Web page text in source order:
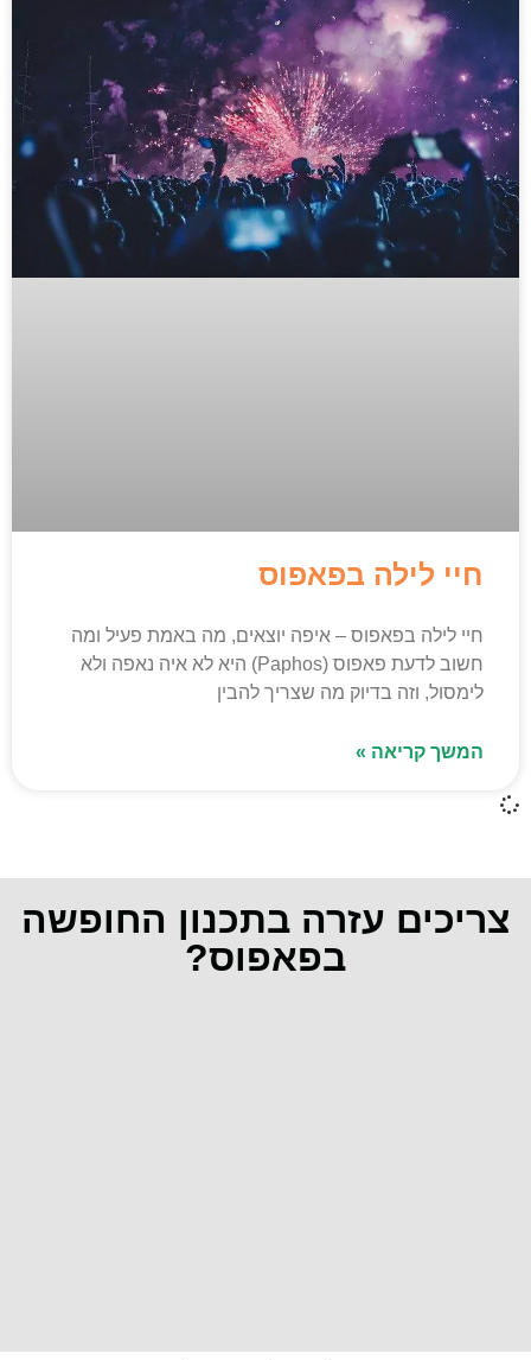
חיי לילה בפאפוס
חיי לילה בפאפוס – איפה יוצאים, מה באמת פעיל ומה
חשוב לדעת פאפוס (Paphos) היא לא איה נאפה ולא
לימסול, וזה בדיוק מה שצריך להבין
המשך קריאה »
צריכים עזרה בתכנון החופשה
בפאפוס?